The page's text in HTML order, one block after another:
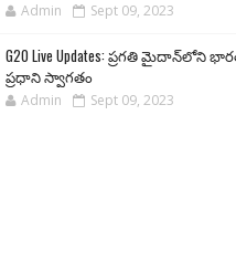
Admin Sept 09, 2023
G20 Live Updates: ప్రగతి మైదాన్‌లోని
ప్రధాని స్వాగతం
Admin Sept 09, 2023